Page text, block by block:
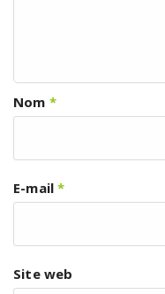
Nom *
E-mail*
Site web